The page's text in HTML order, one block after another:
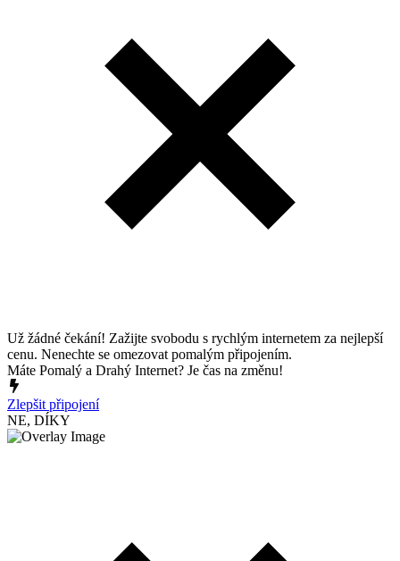
Už žádné čekání! Zažijte svobodu s rychlým internetem za nejlepší
cenu. Nenechte se omezovat pomalým připojením.
Máte Pomalý a Drahý Internet? Je čas na změnu!
Zlepšit připojení
NE, DÍKY